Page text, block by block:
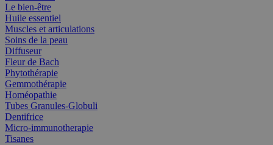
Le bien-être
Huile essentiel
Muscles et articulations
Soins de la peau
Diffuseur
Fleur de Bach
Phytothérapie
Gemmothérapie
Homéopathie
Tubes Granules-Globuli
Dentifrice
Micro-immunotherapie
Tisanes